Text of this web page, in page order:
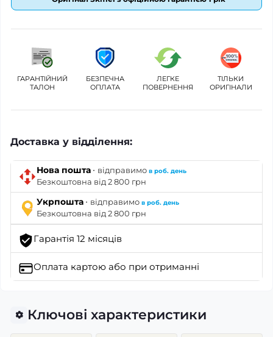
ГАРАНТІЙНИЙ
ТАЛОН
БЕЗПЕЧНА
ОПЛАТА
ЛЕГКЕ
ПОВЕРНЕННЯ
ТІЛЬКИ
ОРИГІНАЛИ
Доставка у відділення:
Нова пошта · відправимо в роб. день
Безкоштовна від 2 800 грн
Укрпошта · відправимо в роб. день
Безкоштовна від 2 800 грн
Гарантія 12 місяців
Оплата картою або при отриманні
Ключові характеристики